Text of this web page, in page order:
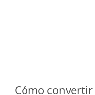
Cómo convertir